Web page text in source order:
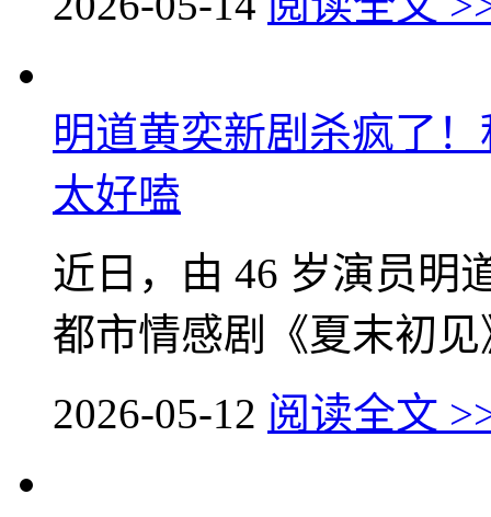
明道黄奕新剧杀疯了
太好嗑
近日，由 46 岁演员明
都市情感剧《夏末初见
2026-05-12 阅读全文